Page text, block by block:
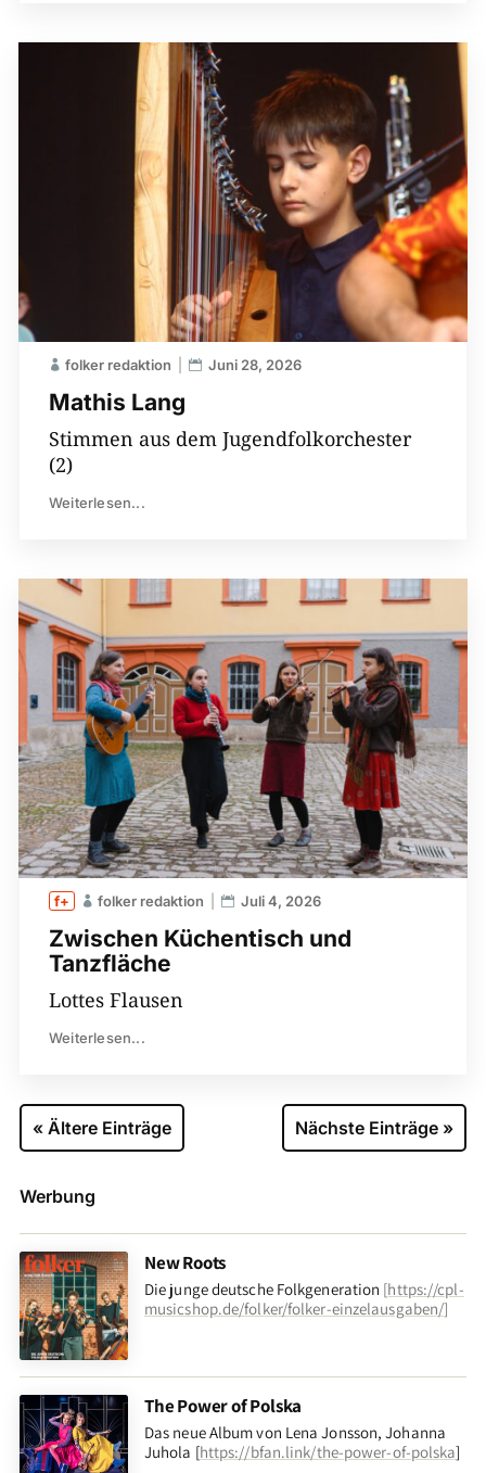
Mathis Lang
folker redaktion Juni 28, 2026
Stimmen aus dem Jugendfolkorchester
(2)
Weiterlesen...
Zwischen Küchentisch und
Tanzfläche
folker redaktion Juli 4, 2026
Lottes Flausen
Weiterlesen...
« Ältere Einträge Nächste Einträge »
Werbung
New Roots
Die junge deutsche Folkgeneration [https://cpl-
musicshop.de/folker/folker-einzelausgaben/]
The Power of Polska
Das neue Album von Lena Jonsson, Johanna
Juhola [https://bfan.link/the-power-of-polska]